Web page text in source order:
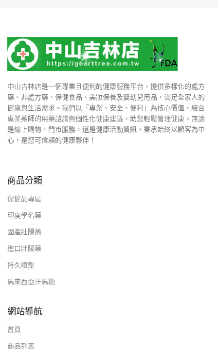
中山吉林店是一個專業且便利的健康服務平台，提供多樣化的處方
藥、非處方藥、保健食品、美妝保養及嬰幼兒用品，滿足全家人的
健康與生活需求。我們以「專業、安全、便利」為核心價值，結合
專業藥師的用藥諮詢與個性化健康建議，助您輕鬆管理健康。無論
是線上購物、門市服務，還是健康活動資訊，秉承始終以顧客為中
心，是您可信賴的健康夥伴！
商品分類
保健品專區
印度學名藥
國產壯陽藥
進口壯陽藥
持久噴劑
馬來西亞汗馬糖
網站導航
首頁
商品列表